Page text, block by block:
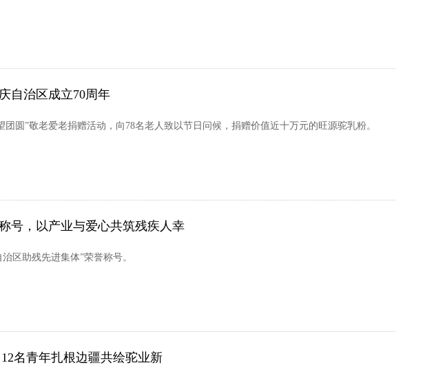
自治区成立70周年
圆”敬老爱老捐赠活动，向78名老人致以节日问候，捐赠价值近十万元的旺源驼乳粉。
号，以产业与爱心共筑残疾人幸
区助残先进集体”荣誉称号。
名青年扎根边疆共绘驼业新